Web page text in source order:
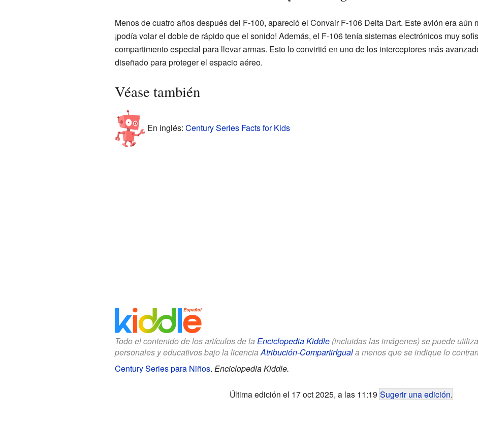
Menos de cuatro años después del F-100, apareció el Convair F-106 Delta Dart. Este avión era aún
¡podía volar el doble de rápido que el sonido! Además, el F-106 tenía sistemas electrónicos muy
compartimento especial para llevar armas. Esto lo convirtió en uno de los interceptores más
diseñado para proteger el espacio aéreo.
Véase también
En inglés: Century Series Facts for Kids
Todo el contenido de los artículos de la Enciclopedia Kiddle(incluidas las imágenes) se puede
personales y educativos bajo la licenciaAtribución-CompartirIguala menos que se indique lo
Century Series para Niños. Enciclopedia Kiddle.
Última edición el 17 oct 2025, a las 11:19 Sugerir una edición.